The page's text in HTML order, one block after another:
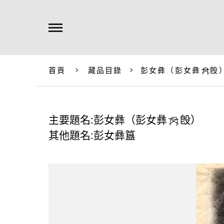
首頁 藏品目錄 彭女彝（彭女彝 𣪘
主要題名:彭女彝（彭女彝
𣪘）
其他題名:彭女彝簋